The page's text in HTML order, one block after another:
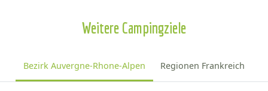
Weitere Campingziele
Bezirk Auvergne-Rhone-Alpen Regionen Frankreich